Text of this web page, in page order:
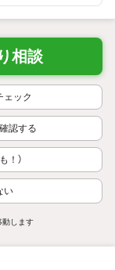
相談
ェック
認する
！）
い
動します